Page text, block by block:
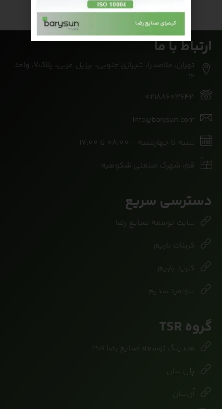
ارتباط با ما
تهران، ملاصدرا، شیرازی جنوبی، برزیل غربی، پلاک7، واحد
12
02188603643
info@barysun.com
شنبه تا چهارشنبه - 08:00 تا 17:00
قم، شهرک صنعتی شکوهیه
دسترسی سریع
سایت توسعه صنایع رضا
کربنات باریم
کلرید باریم
سولفید سدیم
گروه TSR
هلدینگ توسعه صنایع رضا TSR
پلی سان
اُل‌سان